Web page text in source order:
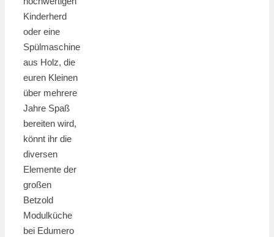
Kinderherd
oder eine
Spülmaschine
aus Holz, die
euren Kleinen
über mehrere
Jahre Spaß
bereiten wird,
könnt ihr die
diversen
Elemente der
großen
Betzold
Modulküche
bei Edumero